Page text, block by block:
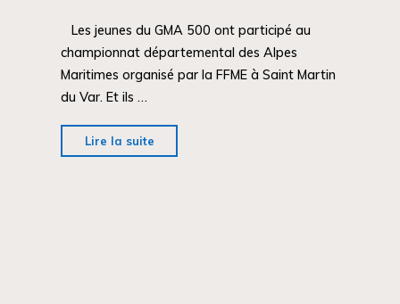
Les jeunes du GMA 500 ont participé au
championnat départemental des Alpes
Maritimes organisé par la FFME à Saint Martin
du Var. Et ils …
Lire la suite